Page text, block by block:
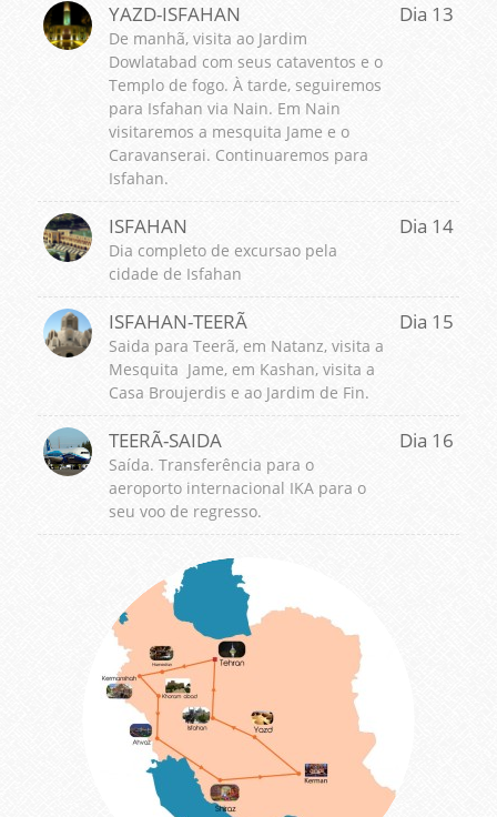
YAZD-ISFAHAN Dia 13
De manhã, visita ao Jardim
Dowlatabad com seus cataventos e o
Templo de fogo. À tarde, seguiremos
para Isfahan via Nain. Em Nain
visitaremos a mesquita Jame e o
Caravanserai. Continuaremos para
Isfahan.
ISFAHAN Dia 14
Dia completo de excursao pela
cidade de Isfahan
ISFAHAN-TEERÃ Dia 15
Saida para Teerã, em Natanz, visita a
Mesquita Jame, em Kashan, visita a
Casa Broujerdis e ao Jardim de Fin.
TEERÃ-SAIDA Dia 16
Saída. Transferência para o
aeroporto internacional IKA para o
seu voo de regresso.